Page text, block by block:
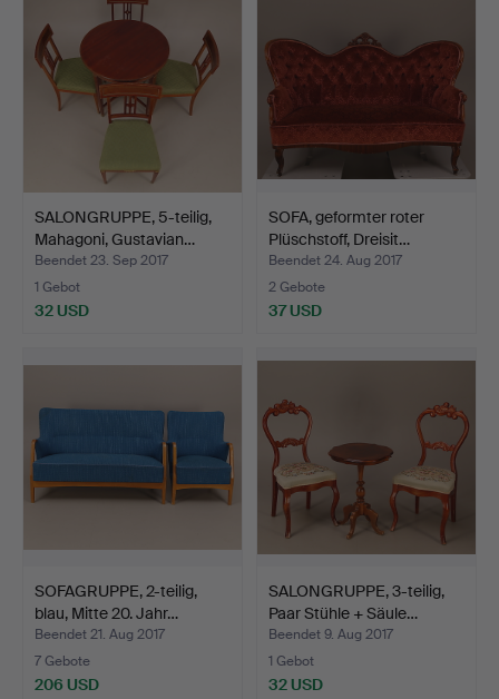
SALONGRUPPE, 5-teilig,
Mahagoni, Gustavian…
Beendet 23. Sep 2017
1 Gebot
32 USD
SOFA, geformter roter
Plüschstoff, Dreisit…
Beendet 24. Aug 2017
2 Gebote
37 USD
SOFAGRUPPE, 2-teilig,
blau, Mitte 20. Jahr…
Beendet 21. Aug 2017
7 Gebote
206 USD
SALONGRUPPE, 3-teilig,
Paar Stühle + Säule…
Beendet 9. Aug 2017
1 Gebot
32 USD